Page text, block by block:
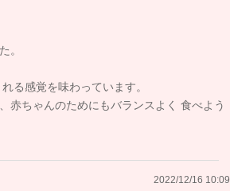
べることですが、浮腫が気になる時には減
に摂るようにするとよいでしょう。
指針】
。
る感覚を味わっています。
赤ちゃんのためにもバランスよく 食べよう
2022/12/16 10:09